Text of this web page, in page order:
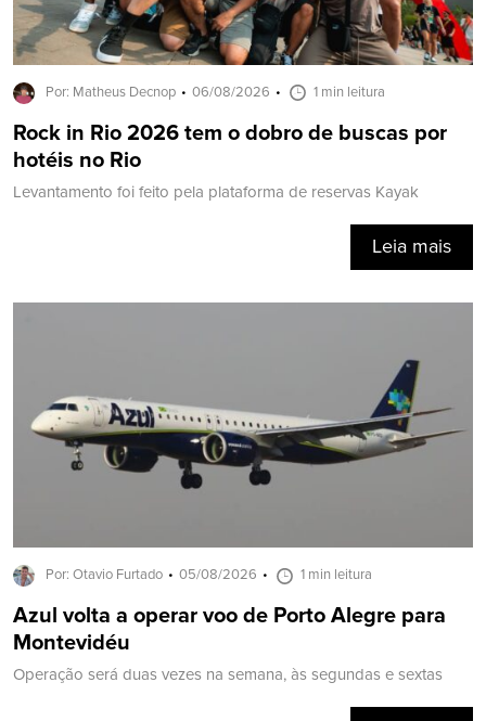
Por: Matheus Decnop 06/08/2026 1 min leitura
Rock in Rio 2026 tem o dobro de buscas por
hotéis no Rio
Levantamento foi feito pela plataforma de reservas Kayak
Leia mais
Por: Otavio Furtado 05/08/2026 1 min leitura
Azul volta a operar voo de Porto Alegre para
Montevidéu
Operação será duas vezes na semana, às segundas e sextas